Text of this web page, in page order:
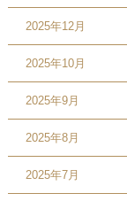
2025年12月
2025年10月
2025年9月
2025年8月
2025年7月